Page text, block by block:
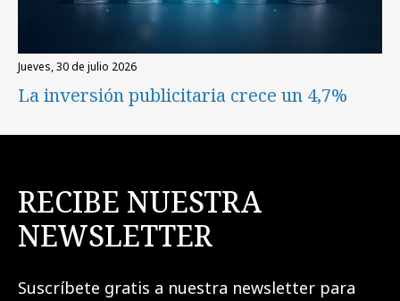
jueves, 30 de julio 2026
La inversión publicitaria crece un 4,7%
RECIBE NUESTRA
NEWSLETTER
Suscríbete gratis a nuestra newsletter para